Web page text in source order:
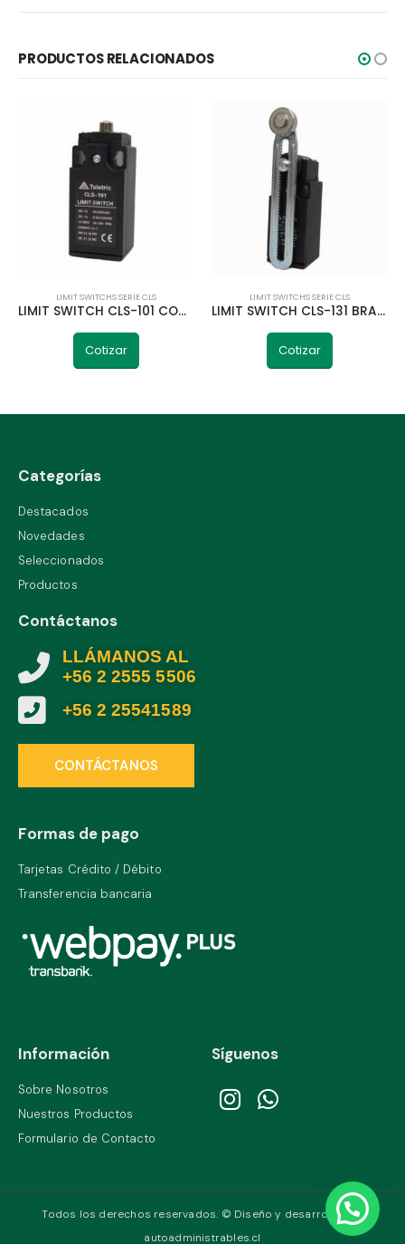
PRODUCTOS RELACIONADOS
LIMIT SWITCHS SERIE CLS
LIMIT SWITCH CLS-101 CON ACCIONAMIENTO PISTON TELETRIC
Cotizar
LIMIT SWITCHS SERIE CLS
LIMIT SWITCH CLS-131 BRAZO AJUSTABLE CON RUEDA TELETRIC
Cotizar
Categorías
Destacados
Novedades
Seleccionados
Productos
Contáctanos
LLÁMANOS AL
+56 2 2555 5506
+56 2 25541589
CONTÁCTANOS
Formas de pago
Tarjetas Crédito / Débito
Transferencia bancaria
Información
Sobre Nosotros
Nuestros Productos
Formulario de Contacto
Síguenos
Todos los derechos reservados. © Diseño y desarrollo por
autoadministrables.cl